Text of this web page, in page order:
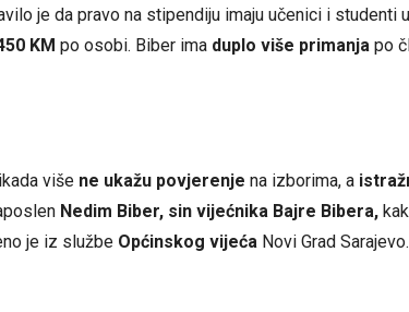
je da pravo na stipendiju imaju učenici i studenti
KM po osobi. Biber ima duplo više primanja po
više ne ukažu povjerenje na izborima, a
Nedim Biber, sin vijećnika Bajre Bibera,
je iz službe Općinskog vijeća Novi Grad Sarajevo.